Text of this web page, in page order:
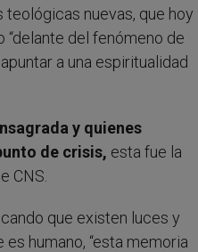
teológicas nuevas, que hoy
“delante del fenómeno de
a una espiritualidad
y quienes
de crisis, esta fue la
CNS.
que existen luces y
humano, “esta memoria